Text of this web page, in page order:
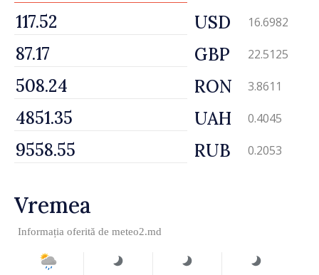
USD
16.6982
GBP 22.5125
RON 3.8611
UAH 0.4045
RUB 0.2053
Vremea
Informația oferită de meteo2.md